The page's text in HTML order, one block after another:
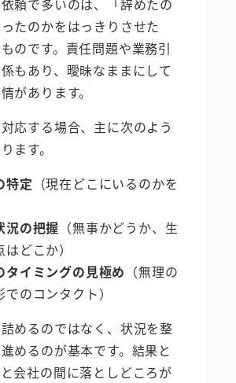
頼で多いのは、「辞めたの
たのかをはっきりさせた
のです。責任問題や業務引
もあり、曖昧なままにして
があります。
応する場合、主に次のよう
ます。
特定 （現在どこにいるのかを
況の把握 （無事かどうか、生
どこか）
タイミングの見極め （無理の
でのコンタクト）
めるのではなく、状況を整
めるのが基本です。結果と
会社の間に落としどころが